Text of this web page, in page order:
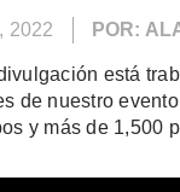
2022 POR:
está
de nuestro
y más de 1,500